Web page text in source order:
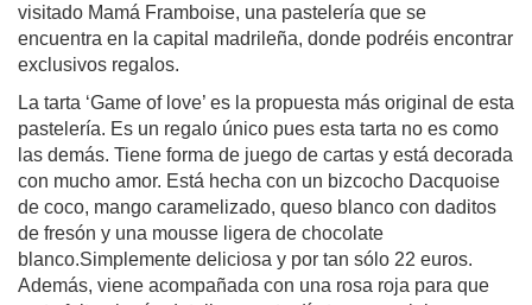
visitado Mamá Framboise, una pastelería que se
encuentra en la capital madrileña, donde podréis encontrar
exclusivos regalos.
La tarta ‘Game of love’ es la propuesta más original de esta
pastelería. Es un regalo único pues esta tarta no es como
las demás. Tiene forma de juego de cartas y está decorada
con mucho amor. Está hecha con un bizcocho Dacquoise
de coco, mango caramelizado, queso blanco con daditos
de fresón y una mousse ligera de chocolate
blanco.Simplemente deliciosa y por tan sólo 22 euros.
Además, viene acompañada con una rosa roja para que